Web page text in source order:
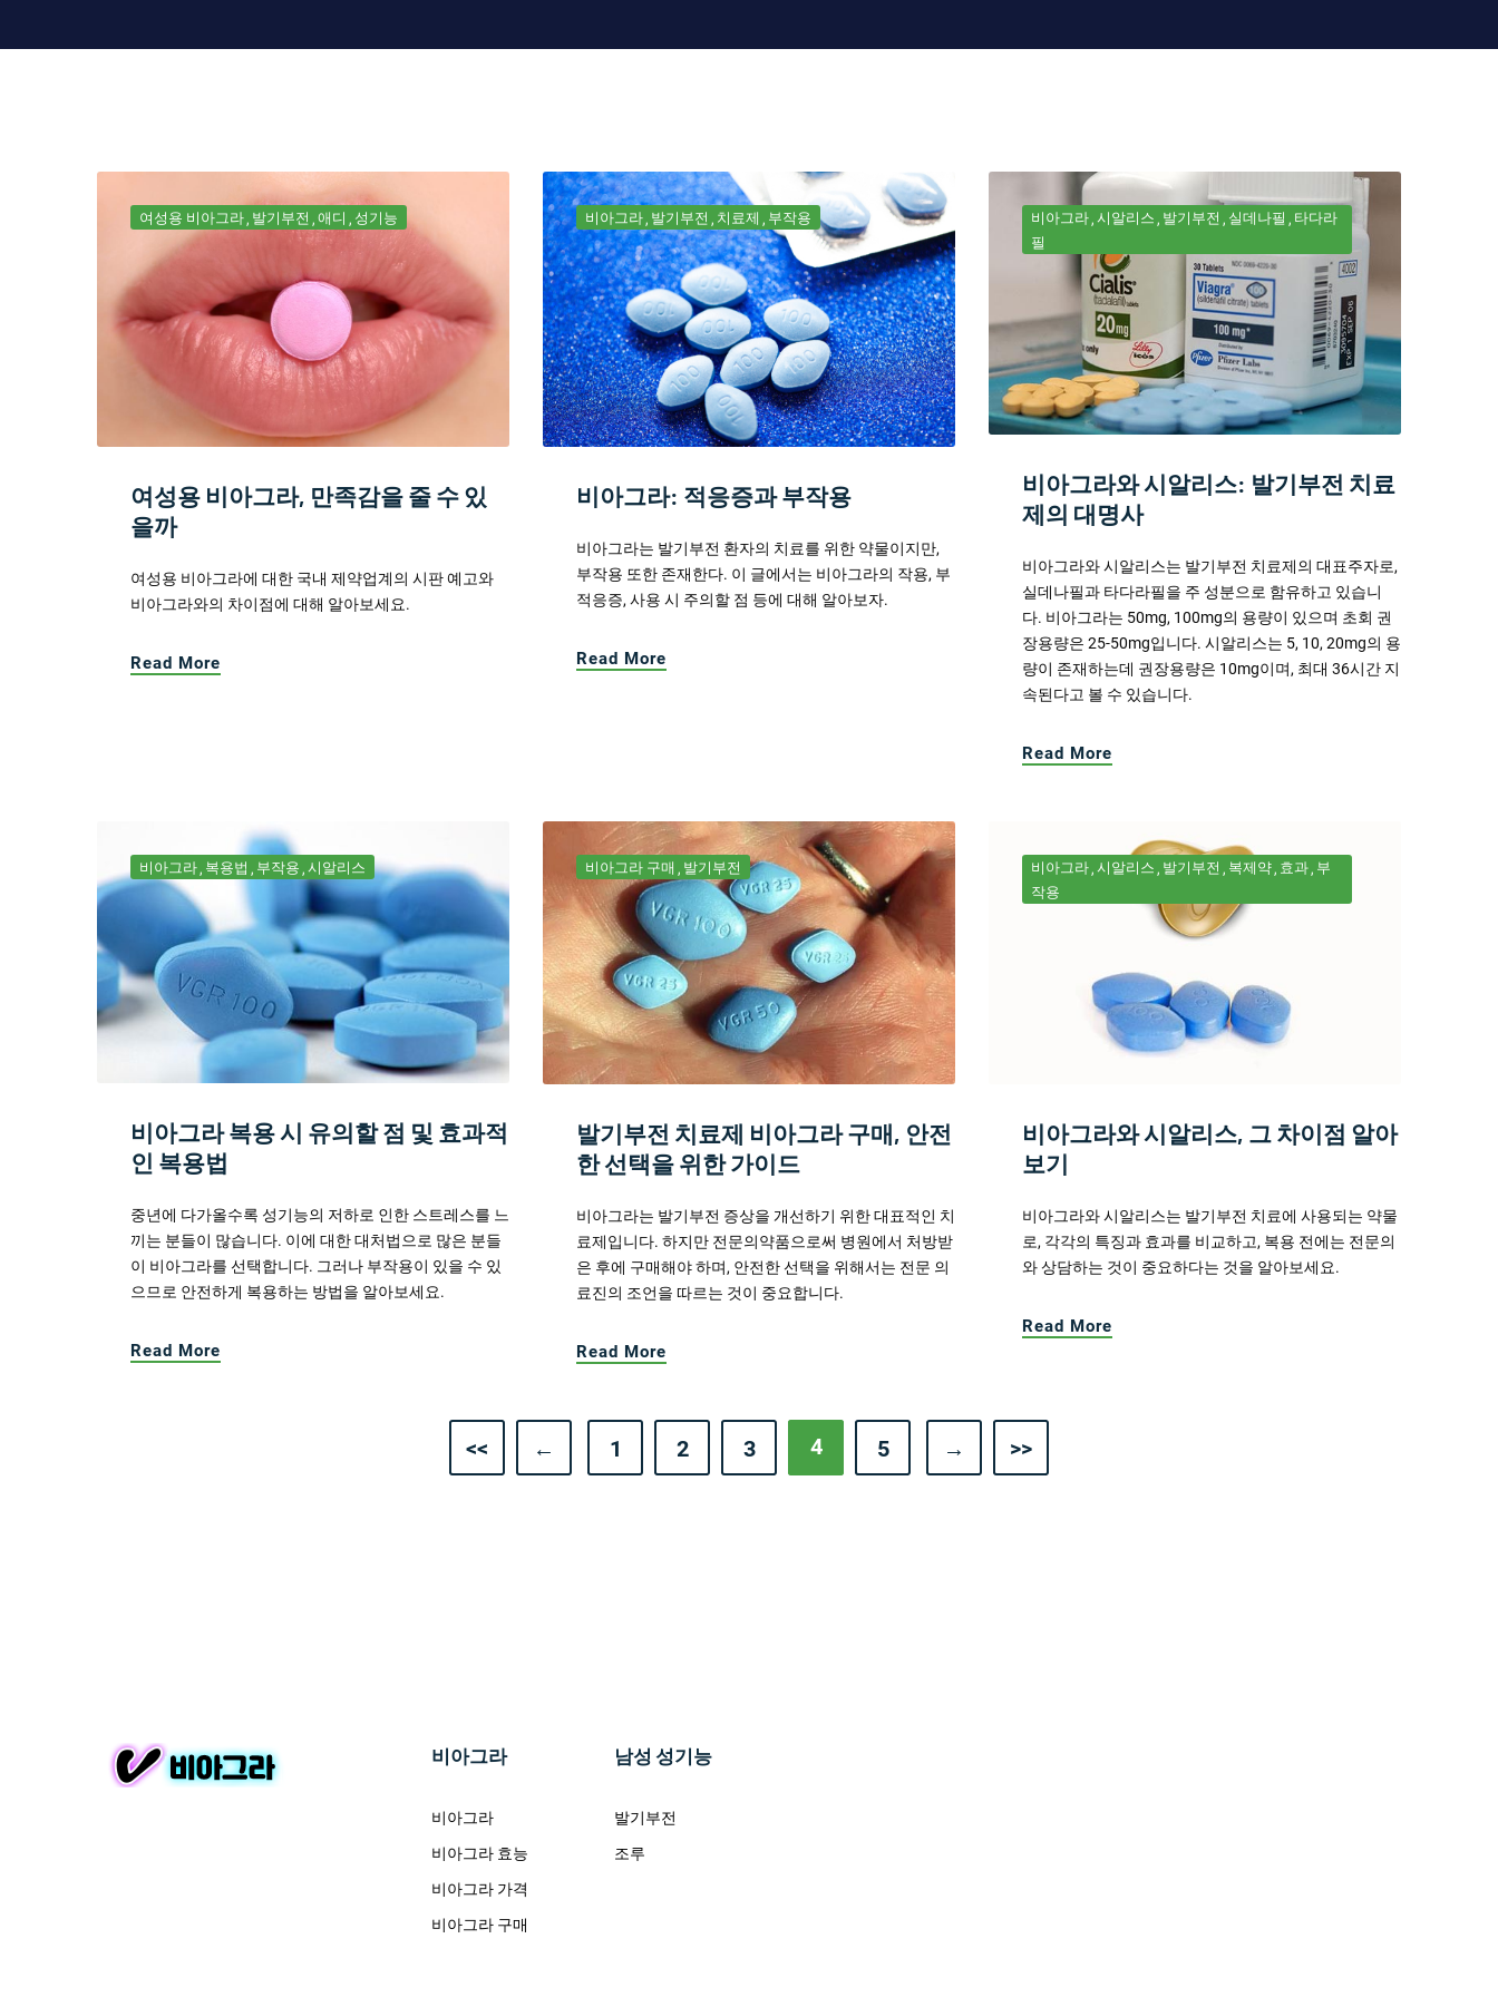
여성용 비아그라 발기부전 애디 성기능
여성용 비아그라, 만족감을 줄 수 있
을까
여성용 비아그라에 대한 국내 제약업계의 시판 예고와
비아그라와의 차이점에 대해 알아보세요.
Read More
비아그라 발기부전 치료제 부작용
비아그라: 적응증과 부작용
비아그라는 발기부전 환자의 치료를 위한 약물이지만,
부작용 또한 존재한다. 이 글에서는 비아그라의 작용, 부
적응증, 사용 시 주의할 점 등에 대해 알아보자.
Read More
비아그라 시알리스 발기부전 실데나필
타다라
필
비아그라와 시알리스: 발기부전 치료
제의 대명사
비아그라와 시알리스는 발기부전 치료제의 대표주자로,
실데나필과 타다라필을 주 성분으로 함유하고 있습니
다. 비아그라는 50mg, 100mg의 용량이 있으며 초회 권
장용량은 25-50mg입니다. 시알리스는 5, 10, 20mg의 용
량이 존재하는데 권장용량은 10mg이며, 최대 36시간 지
속된다고 볼 수 있습니다.
Read More
비아그라 복용법 부작용 시알리스
비아그라 복용 시 유의할 점 및 효과적
인 복용법
중년에 다가올수록 성기능의 저하로 인한 스트레스를 느
끼는 분들이 많습니다. 이에 대한 대처법으로 많은 분들
이 비아그라를 선택합니다. 그러나 부작용이 있을 수 있
으므로 안전하게 복용하는 방법을 알아보세요.
Read More
비아그라 구매 발기부전
발기부전 치료제 비아그라 구매, 안전
한 선택을 위한 가이드
비아그라는 발기부전 증상을 개선하기 위한 대표적인 치
료제입니다. 하지만 전문의약품으로써 병원에서 처방받
은 후에 구매해야 하며, 안전한 선택을 위해서는 전문 의
료진의 조언을 따르는 것이 중요합니다.
Read More
비아그라 시알리스 발기부전 복제약 효과 부
작용
비아그라와 시알리스, 그 차이점 알아
보기
비아그라와 시알리스는 발기부전 치료에 사용되는 약물
로, 각각의 특징과 효과를 비교하고, 복용 전에는 전문의
와 상담하는 것이 중요하다는 것을 알아보세요.
Read More
<< ← 1 2 3 4 5 → >>
비아그라
비아그라
비아그라 효능
비아그라 가격
비아그라 구매
남성 성기능
발기부전
조루